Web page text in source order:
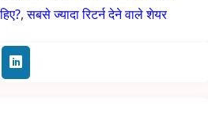
,सबसे ज्यादा रिटर्न देने वाले शेयर